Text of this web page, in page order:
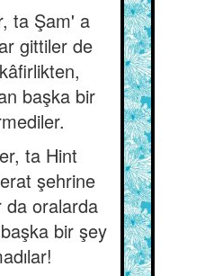
ta Şam' a
gittiler de
başka bir
ta Hint
şehrine
da oralarda
bir şey